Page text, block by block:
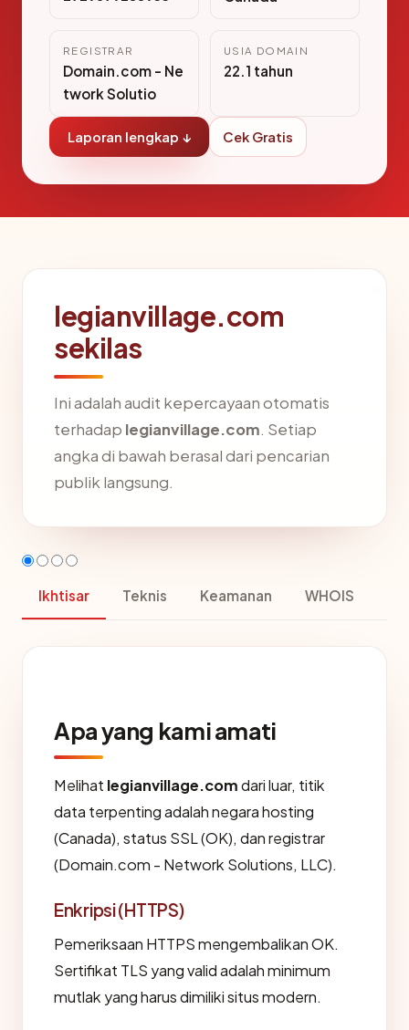
REGISTRAR
Domain.com - Ne
twork Solutio
USIA DOMAIN
22.1 tahun
Laporan lengkap ↓ Cek Gratis
legianvillage.com
sekilas
Ini adalah audit kepercayaan otomatis
terhadap legianvillage.com. Setiap
angka di bawah berasal dari pencarian
publik langsung.
Ikhtisar Teknis Keamanan WHOIS
Apa yang kami amati
Melihat legianvillage.comdari luar, titik
data terpenting adalah negara hosting
(Canada), status SSL (OK), dan registrar
(Domain.com - Network Solutions, LLC).
Enkripsi (HTTPS)
Pemeriksaan HTTPS mengembalikan OK.
Sertifikat TLS yang valid adalah minimum
mutlak yang harus dimiliki situs modern.